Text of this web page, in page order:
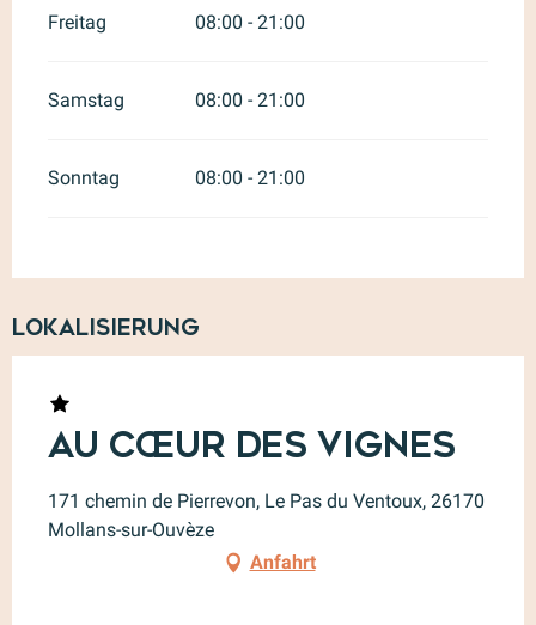
Freitag 08:00 - 21:00
Samstag 08:00 - 21:00
Sonntag 08:00 - 21:00
Lokalisierung
Au Cœur des Vignes
171 chemin de Pierrevon, Le Pas du Ventoux, 26170
Mollans-sur-Ouvèze
Anfahrt